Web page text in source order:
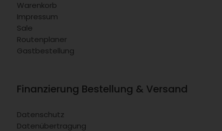
Warenkorb
Impressum
Sale
Routenplaner
Gastbestellung
Finanzierung Bestellung & Versand
Datenschutz
Datenübertragung